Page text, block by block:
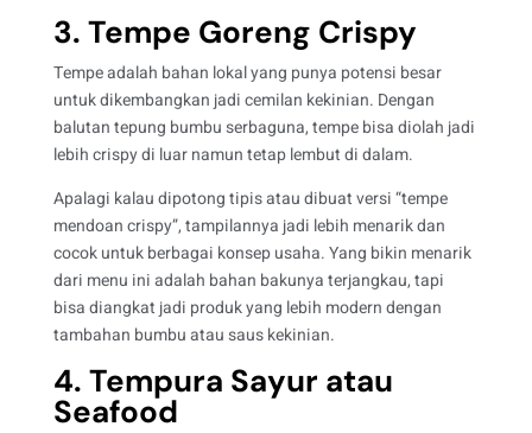
3. Tempe Goreng Crispy
Tempe adalah bahan lokal yang punya potensi besar
untuk dikembangkan jadi cemilan kekinian. Dengan
balutan tepung bumbu serbaguna, tempe bisa diolah jadi
lebih crispy di luar namun tetap lembut di dalam.
Apalagi kalau dipotong tipis atau dibuat versi “tempe
mendoan crispy”, tampilannya jadi lebih menarik dan
cocok untuk berbagai konsep usaha. Yang bikin menarik
dari menu ini adalah bahan bakunya terjangkau, tapi
bisa diangkat jadi produk yang lebih modern dengan
tambahan bumbu atau saus kekinian.
4. Tempura Sayur atau
Seafood